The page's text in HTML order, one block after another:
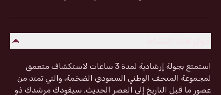
استمتع بجولة إرشادية لمدة 3 ساعات لاستكشاف متعمق
لمجموعة المتحف الوطني السعودي الضخمة، والتي تمتد من
عصور ما قبل التاريخ إلى العصر الحديث. سيقودك مرشدك ذو